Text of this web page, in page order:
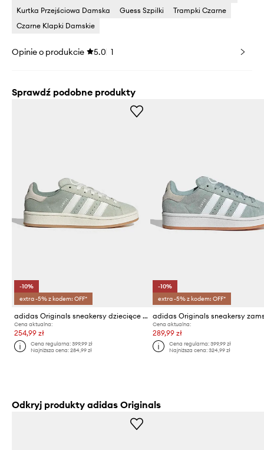
Kurtka Przejściowa Damska
Guess Szpilki
Trampki Czarne
Czarne Klapki Damskie
Opinie o produkcie 5.0 1
Sprawdź podobne produkty
-10%
extra -5% z kodem: OFF*
adidas Originals sneakersy dziecięce CAMPUS 00s
Cena aktualna:
254,99 zł
Cena regularna:399,99 zł
Najniższa cena:284,99 zł
-10%
extra -5% z kodem: OFF*
Cena aktualna:
289,99 zł
Cena regularna: 399,99 zł
Najniższa cena: 324,99 zł
Odkryj produkty adidas Originals